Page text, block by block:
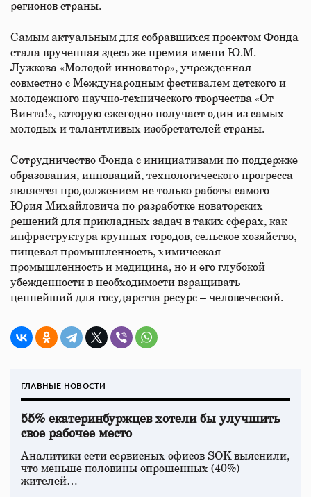
регионов страны.
Самым актуальным для собравшихся проектом Фонда
стала врученная здесь же премия имени Ю.М.
Лужкова «Молодой инноватор», учрежденная
совместно с Международным фестивалем детского и
молодежного научно-технического творчества «От
Винта!», которую ежегодно получает один из самых
молодых и талантливых изобретателей страны.
Сотрудничество Фонда с инициативами по поддержке
образования, инноваций, технологического прогресса
является продолжением не только работы самого
Юрия Михайловича по разработке новаторских
решений для прикладных задач в таких сферах, как
инфраструктура крупных городов, сельское хозяйство,
пищевая промышленность, химическая
промышленность и медицина, но и его глубокой
убежденности в необходимости взращивать
ценнейший для государства ресурс – человеческий.
ГЛАВНЫЕ НОВОСТИ
55% екатеринбуржцев хотели бы улучшить
свое рабочее место
Аналитики сети сервисных офисов SOK выяснили,
что меньше половины опрошенных (40%)
жителей…